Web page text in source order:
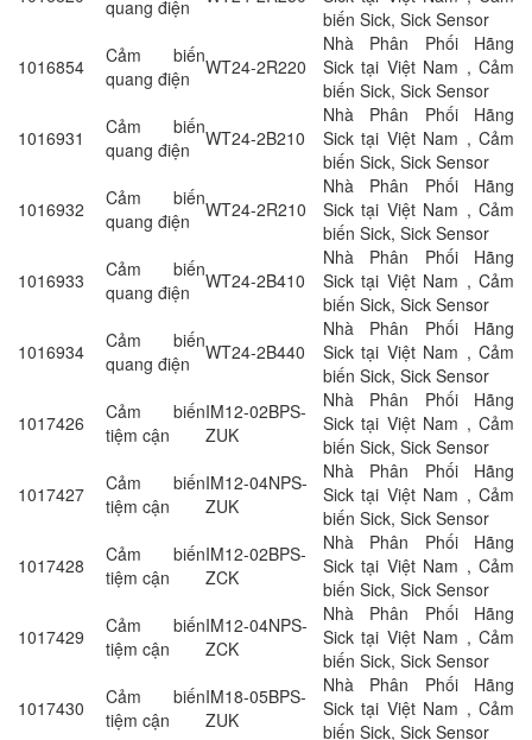
quang điện
biến Sick, Sick Sensor
1016854
Cảm biến
quang điện
WT24-2R220
Nhà Phân Phối Hãng
Sick tại Việt Nam , Cảm
biến Sick, Sick Sensor
1016931
Cảm biến
quang điện
WT24-2B210
Nhà Phân Phối Hãng
Sick tại Việt Nam , Cảm
biến Sick, Sick Sensor
1016932
Cảm biến
quang điện
WT24-2R210
Nhà Phân Phối Hãng
Sick tại Việt Nam , Cảm
biến Sick, Sick Sensor
1016933
Cảm biến
quang điện
WT24-2B410
Nhà Phân Phối Hãng
Sick tại Việt Nam , Cảm
biến Sick, Sick Sensor
1016934
Cảm biến
quang điện
WT24-2B440
Nhà Phân Phối Hãng
Sick tại Việt Nam , Cảm
biến Sick, Sick Sensor
1017426
Cảm biến
tiệm cận
IM12-02BPS-
ZUK
Nhà Phân Phối Hãng
Sick tại Việt Nam , Cảm
biến Sick, Sick Sensor
1017427
Cảm biến
tiệm cận
IM12-04NPS-
ZUK
Nhà Phân Phối Hãng
Sick tại Việt Nam , Cảm
biến Sick, Sick Sensor
1017428
Cảm biến
tiệm cận
IM12-02BPS-
ZCK
Nhà Phân Phối Hãng
Sick tại Việt Nam , Cảm
biến Sick, Sick Sensor
1017429
Cảm biến
tiệm cận
IM12-04NPS-
ZCK
Nhà Phân Phối Hãng
Sick tại Việt Nam , Cảm
biến Sick, Sick Sensor
1017430
Cảm biến
tiệm cận
IM18-05BPS-
ZUK
Nhà Phân Phối Hãng
Sick tại Việt Nam , Cảm
biến Sick, Sick Sensor